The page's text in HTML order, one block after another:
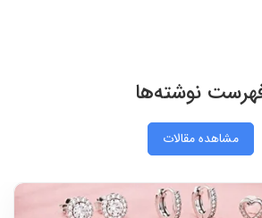
نوشته‌ها
مشاهده مقالات